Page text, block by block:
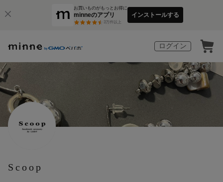
お買いものがもっとお得に
minneのアプリ
3万件以上
インストールする
ログイン
Scoop